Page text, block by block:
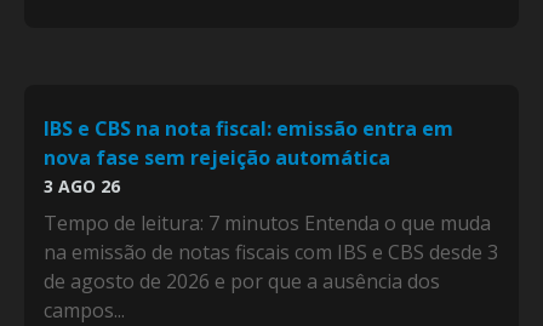
IBS e CBS na nota fiscal: emissão entra em
nova fase sem rejeição automática
3 AGO 26
Tempo de leitura: 7 minutos Entenda o que muda
na emissão de notas fiscais com IBS e CBS desde 3
de agosto de 2026 e por que a ausência dos
campos...